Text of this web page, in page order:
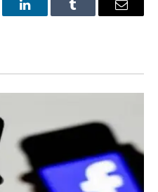
LinkedInTumblr Email